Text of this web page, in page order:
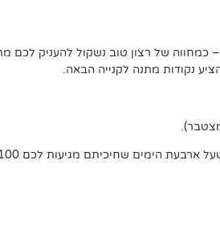
של רצון טוב נשקול להעניק לכם
נקודות מתנה לקנייה הבאה.